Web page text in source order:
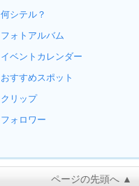
何シテル？
フォトアルバム
イベントカレンダー
おすすめスポット
クリップ
フォロワー
ページの先頭へ ▲